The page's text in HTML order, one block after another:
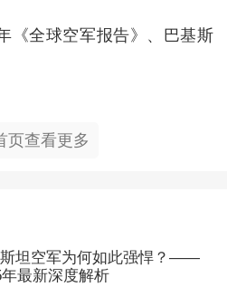
全球空军报告》、巴基斯
页查看更多
坦空军为何如此强悍？——
最新深度解析